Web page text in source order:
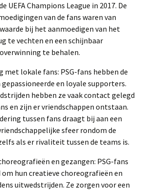
UEFA Champions League in 2017. De
van de fans waren van
bij het aanmoedigen van het
te vechten en een schijnbaar
te behalen.
met lokale fans: PSG-fans hebben de
en loyale supporters.
hebben ze vaak contact gelegd
en zijn er vriendschappen ontstaan.
tussen fans draagt bij aan een
sfeer rondom de
als er rivaliteit tussen de teams is.
en gezangen: PSG-fans
hun creatieve choreografieën en
uitwedstrijden. Ze zorgen voor een